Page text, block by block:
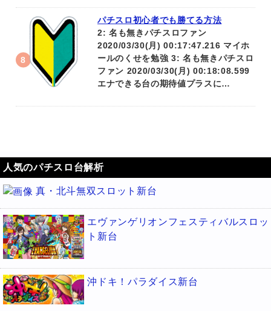
パチスロ初心者でも勝てる方法
2: 名も無きパチスロファン
2020/03/30(月) 00:17:47.216 マイホ
ールのくせを勉強 3: 名も無きパチスロ
ファン 2020/03/30(月) 00:18:08.599
エナできる台の期待値プラスに…
人気のパチスロ台解析
真・北斗無双スロット新台
エヴァンゲリオンフェスティバルスロッ
ト新台
沖ドキ！パラダイス新台